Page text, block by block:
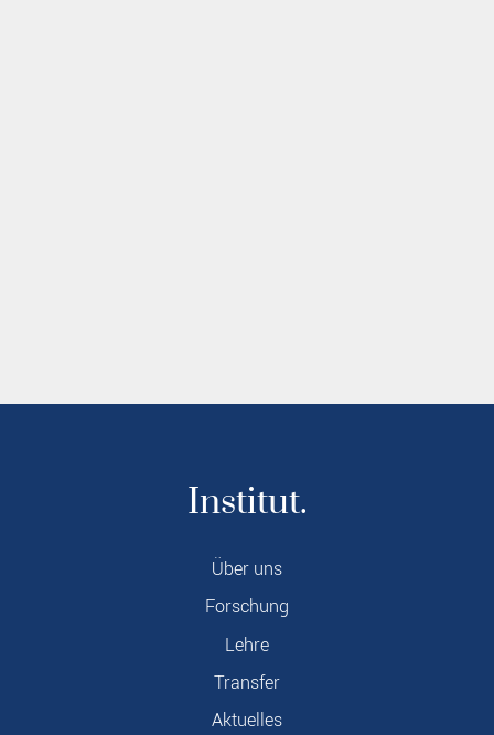
Institut.
Über uns
Forschung
Lehre
Transfer
Aktuelles